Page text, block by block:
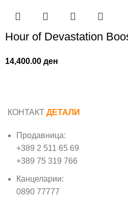
Hour of Devastation
14,400.00ден
КОНТАКТ ДЕТАЛИ
Продавница:
+389 2 511 65 69
+389 75 319 766
Канцеларии:
0890 77777